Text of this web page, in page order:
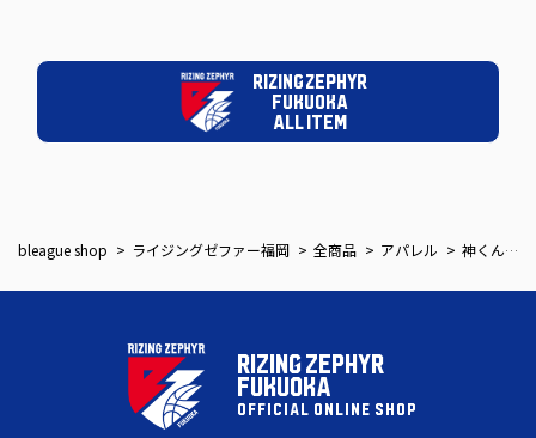
RIZING ZEPHYR
FUKUOKA
ALL ITEM
bleague shop ライジングゼファー福岡 全商品 アパレル 神くんカミナリTシャツ
RIZING ZEPHYR
FUKUOKA
OFFICIAL ONLINE SHOP